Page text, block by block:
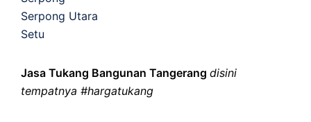
Serpong Utara
Setu
Jasa Tukang Bangunan Tangerang disini
tempatnya #hargatukang